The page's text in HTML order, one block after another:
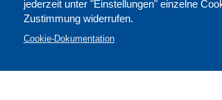
jederzeit unter "Einstellungen" einzelne
Zustimmung widerrufen.
Cookie-Dokumentation